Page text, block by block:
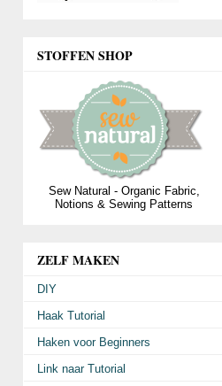
STOFFEN SHOP
Sew Natural - Organic Fabric,
Notions & Sewing Patterns
ZELF MAKEN
DIY
Haak Tutorial
Haken voor Beginners
Link naar Tutorial